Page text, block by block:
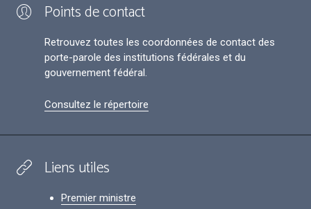
Points de contact
Retrouvez toutes les coordonnées de contact des
porte-parole des institutions fédérales et du
gouvernement fédéral.
Consultez le répertoire
Liens utiles
Premier ministre